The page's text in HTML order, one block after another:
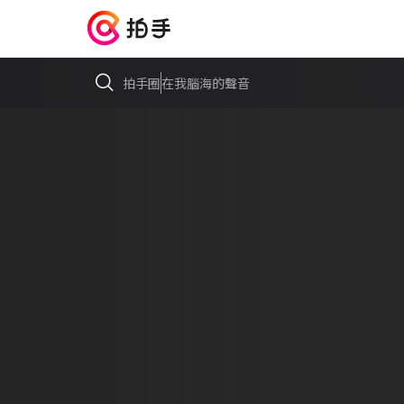
拍手圈在我腦海的聲音